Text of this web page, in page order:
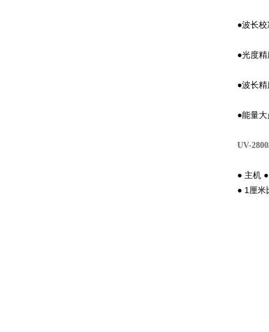
●波长校
●光度
●波长
●能量
UV-2800
● 主机
● 1厘米